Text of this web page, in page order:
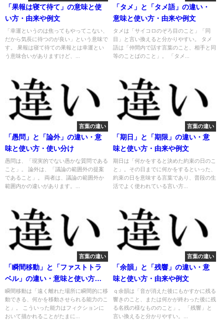
「果報は寝て待て」の意味と使
い方・由来や例文
「幸運というのは焦ってもやってこない、
だから気長に待つのが良い」という意味で
す。 果報は寝て待ての果報とは幸運とい
う意味合いがありますけど、...
「タメ」と「タメ語」の違い・
意味と使い方・由来や例文
タメは「サイコロのぞろ目のこと」「同
目」と言い換えると分かりやすい。 タメ
語は「仲間内で話す言葉のこと、相手と同
等のことばのこと」。 「タメ...
言葉の違い
「愚問」と「論外」の違い・意
味と使い方・使い分け
愚問は、「現実的でない愚かな質問である
こと」。 論外は、「議論の範囲外の提案
であること」。 両者は、議論の範囲外か
範囲内かの違いがあります。...
言葉の違い
「期日」と「期限」の違い・意
味と使い方・由来や例文
期日は「何かをすると決めた約束の日のこ
と」。その日までに何かをするといった、
約束の日を意味する言葉であり、普段の生
活でよく使われている言い方...
言葉の違い
「瞬間移動」と「ファストトラ
ベル」の違い・意味と使い方・
由来や例文
瞬間移動は「遠く離れた場所に瞬間的に移
動できる、何かを移動させられる能力のこ
と」。 こういった能力はフィクションに
おいて描かれることがたまに...
言葉の違い
「余韻」と「残響」の違い・意
味と使い方・由来や例文
ｑ余韻は「音が消えた後にもかすかに残る
響きのこと、または何かが終わった後に残
る名残の様なもののこと」。 「残響」と
言い換えると分かりやすい。...